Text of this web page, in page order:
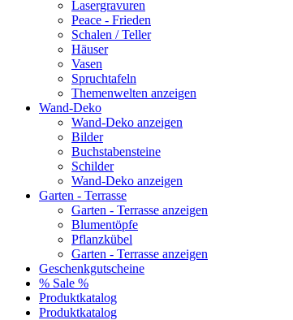
Lasergravuren
Peace - Frieden
Schalen / Teller
Häuser
Vasen
Spruchtafeln
Themenwelten anzeigen
Wand-Deko
Wand-Deko anzeigen
Bilder
Buchstabensteine
Schilder
Wand-Deko anzeigen
Garten - Terrasse
Garten - Terrasse anzeigen
Blumentöpfe
Pflanzkübel
Garten - Terrasse anzeigen
Geschenkgutscheine
% Sale %
Produktkatalog
Produktkatalog